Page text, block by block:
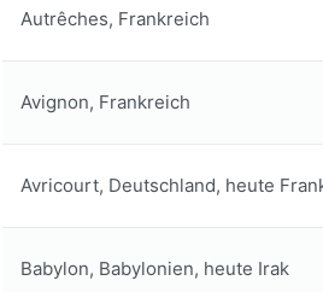
Autrêches, Frankreich
Avignon, Frankreich
Avricourt, Deutschland, heute
Babylon, Babylonien, heute Irak